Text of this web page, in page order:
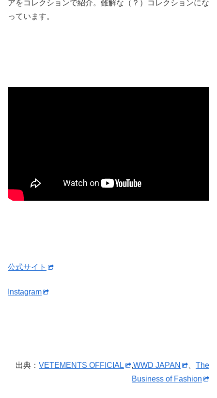
アをコレクションで紹介。難解な（？）コレクションにな
っています。
公式サイト
Instagram
出典： VETEMENTS OFFICIAL ,WWD JAPAN
The
Business of Fashion